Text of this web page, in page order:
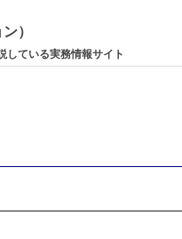
）
している実務情報サイト